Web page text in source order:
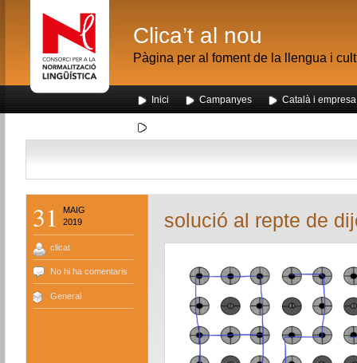
Clica’t al nou
Pàgina per al foment de la llengua i
Inici Campanyes Català i empresa
31
MAIG
2019
clicat
No hi ha comentaris
General
solució al repte de